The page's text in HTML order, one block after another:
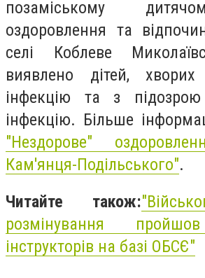
позаміському
оздоровлення та
селі Коблеве
виявлено дітей,
інфекцію та з
інфекцію. Більше
"Нездорове"
Кам'янця-Подільського".
Читайте також:"
розмінування
інструкторів на базі ОБСЄ"